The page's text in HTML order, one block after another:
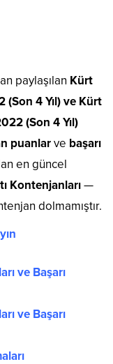
paylaşılan Kürt
(Son 4 Yıl) ve Kürt
(Son 4 Yıl)
puanlarve başarı
en güncel
Kontenjanları—
dolmamıştır.
ve Başarı
ve Başarı